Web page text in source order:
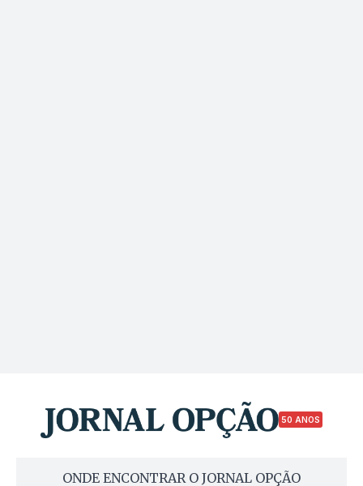
50 ANOS
ONDE ENCONTRAR O JORNAL OPÇÃO